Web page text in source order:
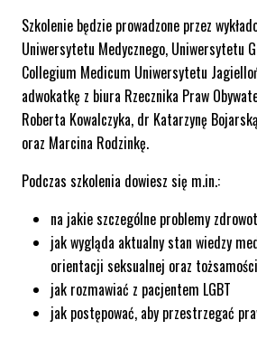
Szkolenie będzie prowadzone przez
Uniwersytetu Medycznego, Uniwersytetu
Collegium Medicum Uniwersytetu
adwokatkę z biura Rzecznika Praw
Roberta Kowalczyka, dr Katarzynę
oraz Marcina Rodzinkę.
Podczas szkolenia dowiesz się m.in.:
na jakie szczególne problemy
jak wygląda aktualny stan wiedzy
orientacji seksualnej oraz
jak rozmawiać z pacjentem LGBT
jak postępować, aby przestrzegać